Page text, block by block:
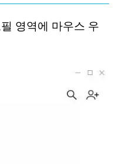
영역에 마우스 우